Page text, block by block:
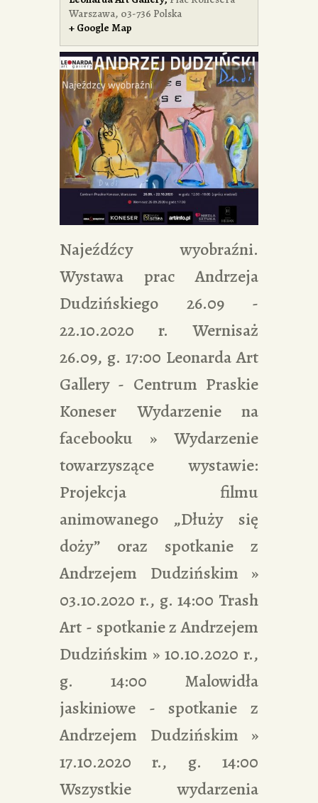
Warszawa, 03-736 Polska
+ Google Map
Najeźdźcy wyobraźni.
Wystawa prac Andrzeja
Dudzińskiego 26.09 -
22.10.2020 r. Wernisaż
26.09, g. 17:00 Leonarda Art
Gallery - Centrum Praskie
Koneser Wydarzenie na
facebooku » Wydarzenie
towarzyszące wystawie:
Projekcja filmu
animowanego „Dłuży się
doży” oraz spotkanie z
Andrzejem Dudzińskim »
03.10.2020 r., g. 14:00 Trash
Art - spotkanie z Andrzejem
Dudzińskim » 10.10.2020 r.,
g. 14:00 Malowidła
jaskiniowe - spotkanie z
Andrzejem Dudzińskim »
17.10.2020 r., g. 14:00
Wszystkie wydarzenia